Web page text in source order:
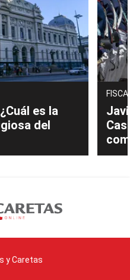
es la
del
y Caretas